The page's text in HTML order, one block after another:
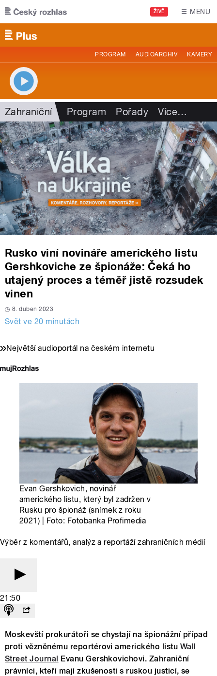
Přejít k hlavnímu obsahu
ŽIVĚ MENU
PROGRAM AUDIOARCHIV KAMERY
Zahraniční Program Pořady Více…
Rusko viní novináře amerického listu
Gershkoviche ze špionáže: Čeká ho
utajený proces a téměř jistě rozsudek
vinen
8. duben 2023
Svět ve 20 minutách
Největší audioportál na českém internetu
Evan Gershkovich, novinář
amerického listu, který byl zadržen v
Rusku pro špionáž (snímek z roku
2021) | Foto: Fotobanka Profimedia
Výběr z komentářů, analýz a reportáží zahraničních médií
21:50
Moskevští prokurátoři se chystají na špionážní případ
proti vězněnému reportérovi amerického listu Wall
Street Journal Evanu Gershkovichovi. Zahraniční
právníci, kteří mají zkušenosti s ruskou justicí, se